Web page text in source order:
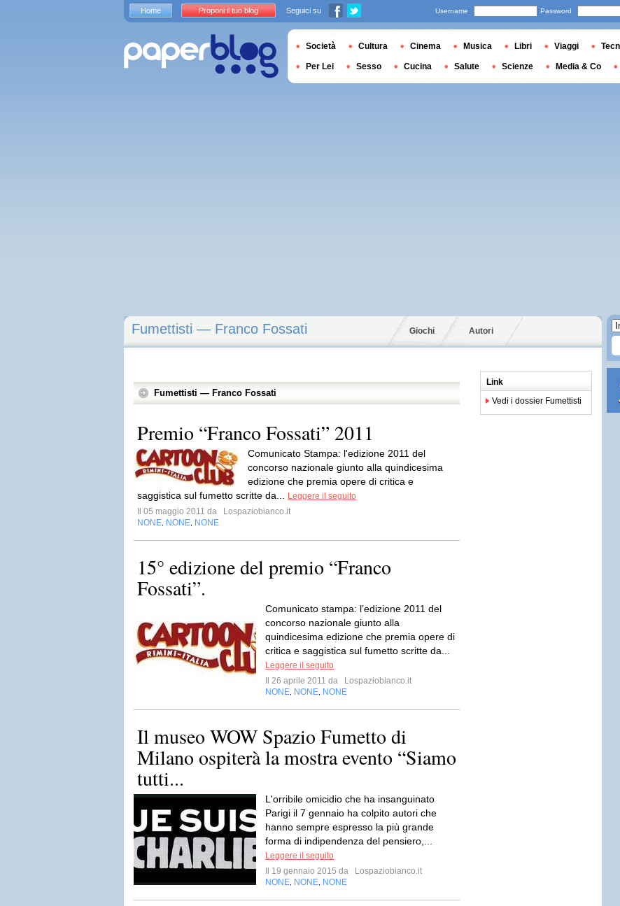
Fumettisti — Franco Fossati Giochi Autori
Fumettisti — Franco Fossati
Premio “Franco Fossati” 2011
Comunicato Stampa: l'edizione 2011 del
concorso nazionale giunto alla quindicesima
edizione che premia opere di critica e
saggistica sul fumetto scritte da...
Leggere il seguito
Il 05 maggio 2011 da
Lospaziobianco.it
NONE NONE NONE
15° edizione del premio “Franco
Fossati”.
Comunicato stampa: l’edizione 2011 del
concorso nazionale giunto alla
quindicesima edizione che premia opere di
critica e saggistica sul fumetto scritte da...
Leggere il seguito
Il 26 aprile 2011 da
Lospaziobianco.it
NONE NONE NONE
Il museo WOW Spazio Fumetto di
Milano ospiterà la mostra evento “Siamo
tutti...
L'orribile omicidio che ha insanguinato
Parigi il 7 gennaio ha colpito autori che
hanno sempre espresso la più grande
forma di indipendenza del pensiero,...
Leggere il seguito
Il 19 gennaio 2015 da
Lospaziobianco.it
NONE NONE NONE
Link
Vedi i dossier Fumettisti
Home Proponi il tuo blog Seguici su Username Password
Società Cultura Cinema Musica Libri Viaggi
Per Lei Sesso Cucina Salute Scienze Media & Co